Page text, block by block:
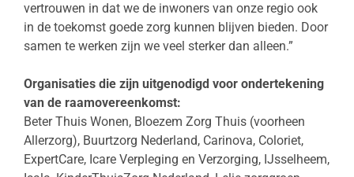
vertrouwen in dat we de inwoners van onze regio ook
in de toekomst goede zorg kunnen blijven bieden. Door
samen te werken zijn we veel sterker dan alleen.”
Organisaties die zijn uitgenodigd voor ondertekening
van de raamovereenkomst:
Beter Thuis Wonen, Bloezem Zorg Thuis (voorheen
Allerzorg), Buurtzorg Nederland, Carinova, Coloriet,
ExpertCare, Icare Verpleging en Verzorging, IJsselheem,